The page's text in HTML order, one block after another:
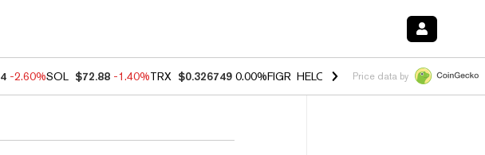
-2.60%SOL $72.88 -1.40%TRX $0.326749 0.00%FIGR_HELOC $1.035 0.20% HYPE $55.51
Price data by